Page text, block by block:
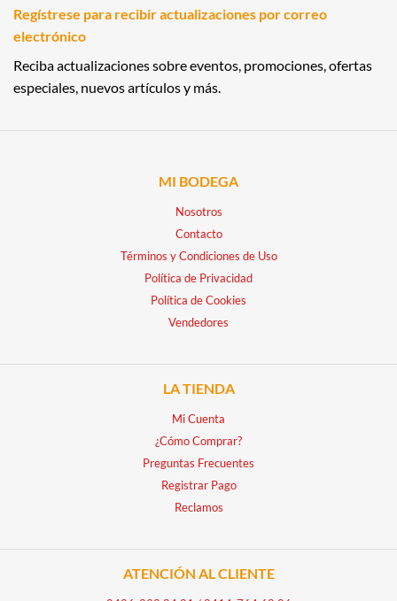
Regístrese para recibir actualizaciones por correo
electrónico
Reciba actualizaciones sobre eventos, promociones, ofertas
especiales, nuevos artículos y más.
MI BODEGA
Nosotros
Contacto
Términos y Condiciones de Uso
Política de Privacidad
Política de Cookies
Vendedores
LA TIENDA
Mi Cuenta
¿Cómo Comprar?
Preguntas Frecuentes
Registrar Pago
Reclamos
ATENCIÓN AL CLIENTE